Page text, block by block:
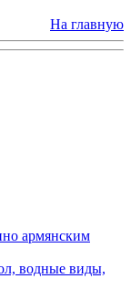
На главную
армянским
водные виды,